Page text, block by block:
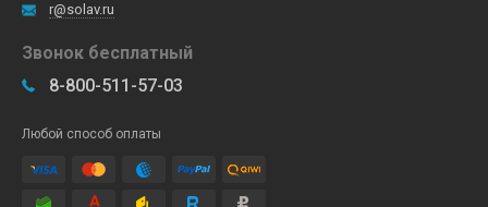
r@solav.ru
Звонок бесплатный
8-800-511-57-03
Любой способ оплаты